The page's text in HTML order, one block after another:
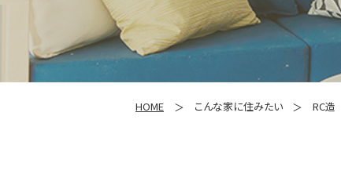
HOME こんな家に住みたい RC造